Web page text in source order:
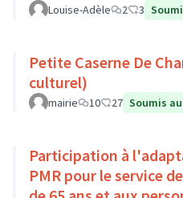
Louise-Adèle 2 3
Petite Caserne De
culturel)
mairie 10 27 Soumis
Participation à
PMR pour le service